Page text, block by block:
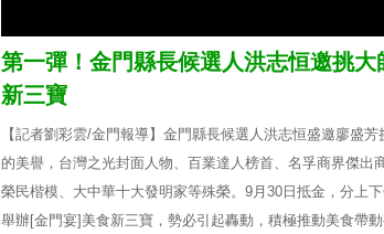
第一彈！金門縣長候選人洪志恒邀挑
新三寶
【記者劉彩雲/金門報導】金門縣長候選人洪志恒盛邀廖盛
的美譽，台灣之光封面人物、百業達人榜首、名孚商界傑出
榮民楷模、大中華十大發明家等殊榮。9月30日抵金，分上
舉辦[金門宴]美食新三寶，勢必引起轟動，積極推動美食帶